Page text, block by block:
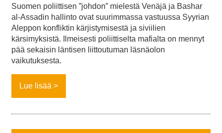
Suomen poliittisen ”johdon” mielestä Venäjä ja Bashar
al-Assadin hallinto ovat suurimmassa vastuussa Syyrian
Aleppon konfliktin kärjistymisestä ja siviilien
kärsimyksistä. Ilmeisesti poliittiselta mafialta on mennyt
pää sekaisin läntisen liittoutuman läsnäolon
vaikutuksesta.
Lue lisää